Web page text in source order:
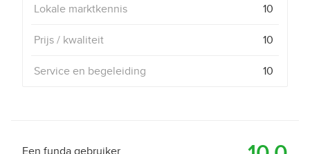
Lokale marktkennis 10
Prijs / kwaliteit 10
Service en begeleiding 10
Een funda gebruiker